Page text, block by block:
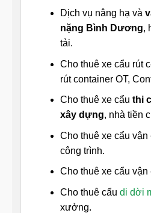
Dịch vụ nâng hạ và
nặng Bình Dương,
tải.
Cho thuê xe cẩu rút
rút container OT,
Cho thuê xe cẩu thi
xây dựng, nhà tiền
Cho thuê xe cẩu
công trình.
Cho thuê xe cẩu
Cho thuê cẩu di dời
xưởng.